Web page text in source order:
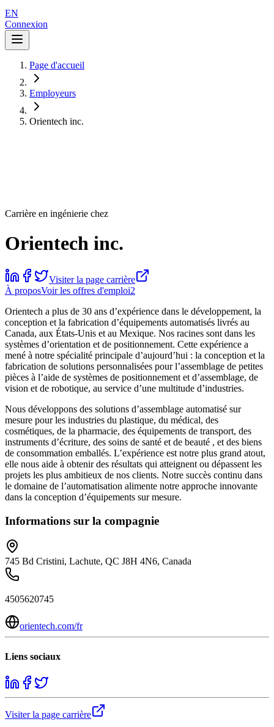
EN
Connexion
Page d'accueil
Employeurs
Orientech inc.
Carrière en ingénierie chez
Orientech inc.
Visiter la page carrière
À proposVoir les offres d'emploi2
Orientech a plus de 30 ans d’expérience dans le développement, la
conception et la fabrication d’équipements automatisés livrés au
Canada, aux États-Unis et au Mexique. Nos racines sont dans les
systèmes d’orientation et de positionnement. Cette expérience a
mené à notre spécialité principale d’aujourd’hui : la conception et la
fabrication de solutions personnalisées pour l’assemblage de petites
pièces à l’aide de systèmes de positionnement et d’assemblage, de
vision et de robotique, au service d’une multitude d’industries.
Nous développons des solutions d’assemblage automatisé sur
mesure pour les industries du plastique, du médical, des
cosmétiques, de la pharmacie, des équipements de transport, des
instruments d’écriture, des soins de santé et de beauté , et des biens
de consommation emballés. L’expérience est notre plus grand atout,
elle nous aide à obtenir des résultats qui atteignent ou dépassent les
projets les plus ambitieux de nos clients. Notre succès continu dans
le domaine de l’automatisation alimente notre approche innovante
dans la conception d’équipements sur mesure.
Informations sur la compagnie
745 Bd Cristini, Lachute, QC J8H 4N6, Canada
4505620745
orientech.com/fr
Liens sociaux
Visiter la page carrière